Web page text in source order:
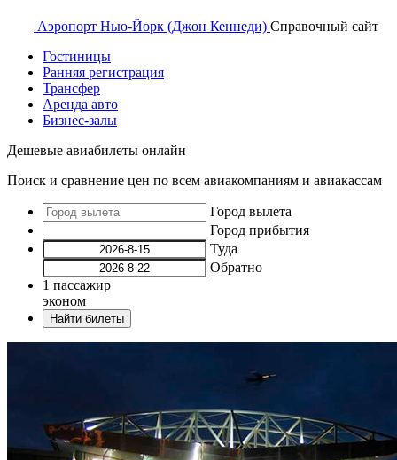
Аэропорт Нью-Йорк (Джон Кеннеди) Справочный сайт
Гостиницы
Ранняя регистрация
Трансфер
Аренда авто
Бизнес-залы
Дешевые авиабилеты онлайн
Поиск и сравнение цен по всем авиакомпаниям и авиакассам
Город вылета
Город прибытия
Туда
Обратно
1 пассажир
эконом
Найти билеты